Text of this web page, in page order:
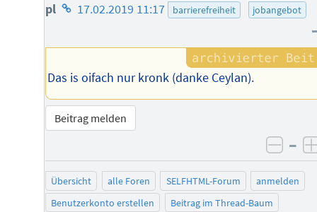
pl Homepage
Autors
17.02.2019 11:17 barrierefreiheit jobangebot
Das is oifach nur kronk (danke Ceylan).
Beitrag melden
–
Übersicht alle Foren SELFHTML-Forum
anmelden
Benutzerkonto erstellen
Beitrag im Thread-Baum